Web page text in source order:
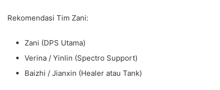
Rekomendasi Tim Zani:
Zani (DPS Utama)
Verina / Yinlin (Spectro Support)
Baizhi / Jianxin (Healer atau Tank)